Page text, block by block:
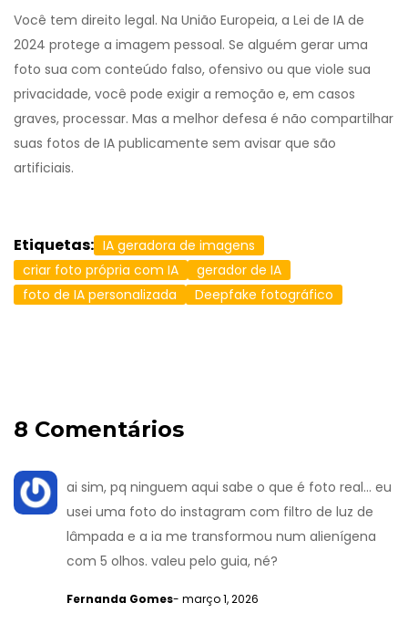
Você tem direito legal. Na União Europeia, a Lei de IA de
2024 protege a imagem pessoal. Se alguém gerar uma
foto sua com conteúdo falso, ofensivo ou que viole sua
privacidade, você pode exigir a remoção e, em casos
graves, processar. Mas a melhor defesa é não compartilhar
suas fotos de IA publicamente sem avisar que são
artificiais.
Etiquetas: IA geradora de imagens
criar foto própria com IA
gerador de IA
foto de IA personalizada
Deepfake fotográfico
8 Comentários
ai sim, pq ninguem aqui sabe o que é foto real... eu
usei uma foto do instagram com filtro de luz de
lâmpada e a ia me transformou num alienígena
com 5 olhos. valeu pelo guia, né?
Fernanda Gomes- março 1, 2026